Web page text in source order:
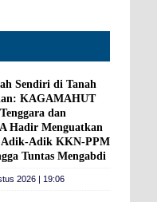
Sendiri di Tanah
KAGAMAHUT
dan
Hadir Menguatkan
Adik-Adik KKN-PPM
Tuntas Mengabdi
2026 | 19:06